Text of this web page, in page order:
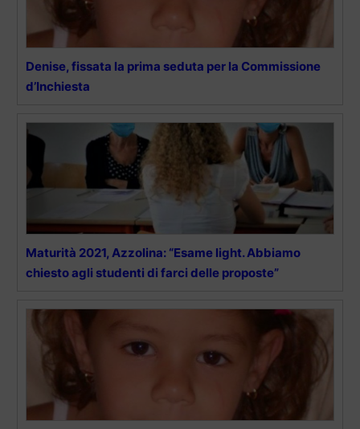
Denise, fissata la prima seduta per la Commissione
d’Inchiesta
Maturità 2021, Azzolina: “Esame light. Abbiamo
chiesto agli studenti di farci delle proposte”